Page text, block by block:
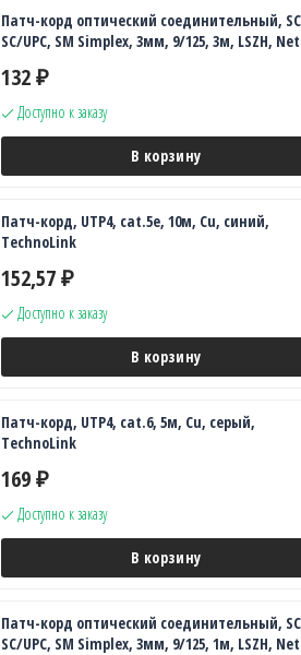
Патч-корд оптический соединительный,
SC/UPC, SM Simplex, 3мм, 9/125, 3м, LSZH,
132 ₽
Доступно к заказу
В корзину
Патч-корд, UTP4, cat.5e, 10м, Сu, синий,
TechnoLink
152,57 ₽
Доступно к заказу
В корзину
Патч-корд, UTP4, cat.6, 5м, Сu, серый,
TechnoLink
169 ₽
Доступно к заказу
В корзину
Патч-корд оптический соединительный,
SC/UPC, SM Simplex, 3мм, 9/125, 1м, LSZH,